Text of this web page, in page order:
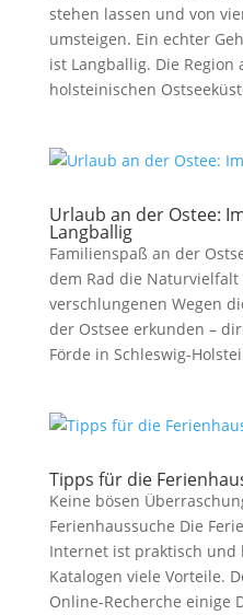
stehen lassen und von
umsteigen. Ein echter
ist Langballig. Die Region
holsteinischen
Urlaub an der Ostee:
Langballig
Familienspaß an der
dem Rad die
verschlungenen Wegen
der Ostsee erkunden –
Förde in Schleswig-
Tipps für die
Keine bösen
Ferienhaussuche Die
Internet ist praktisch und
Katalogen viele Vorteile.
Online-Recherche einige